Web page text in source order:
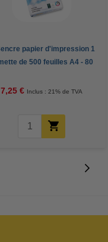
papier d'impression 1
de 500 feuilles A4 - 80
7,25 € Inclus : 21% de TVA